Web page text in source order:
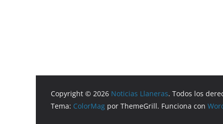
Copyright © 2026 Noticias Llaneras. Todos los
Tema: ColorMag por ThemeGrill. Funciona con